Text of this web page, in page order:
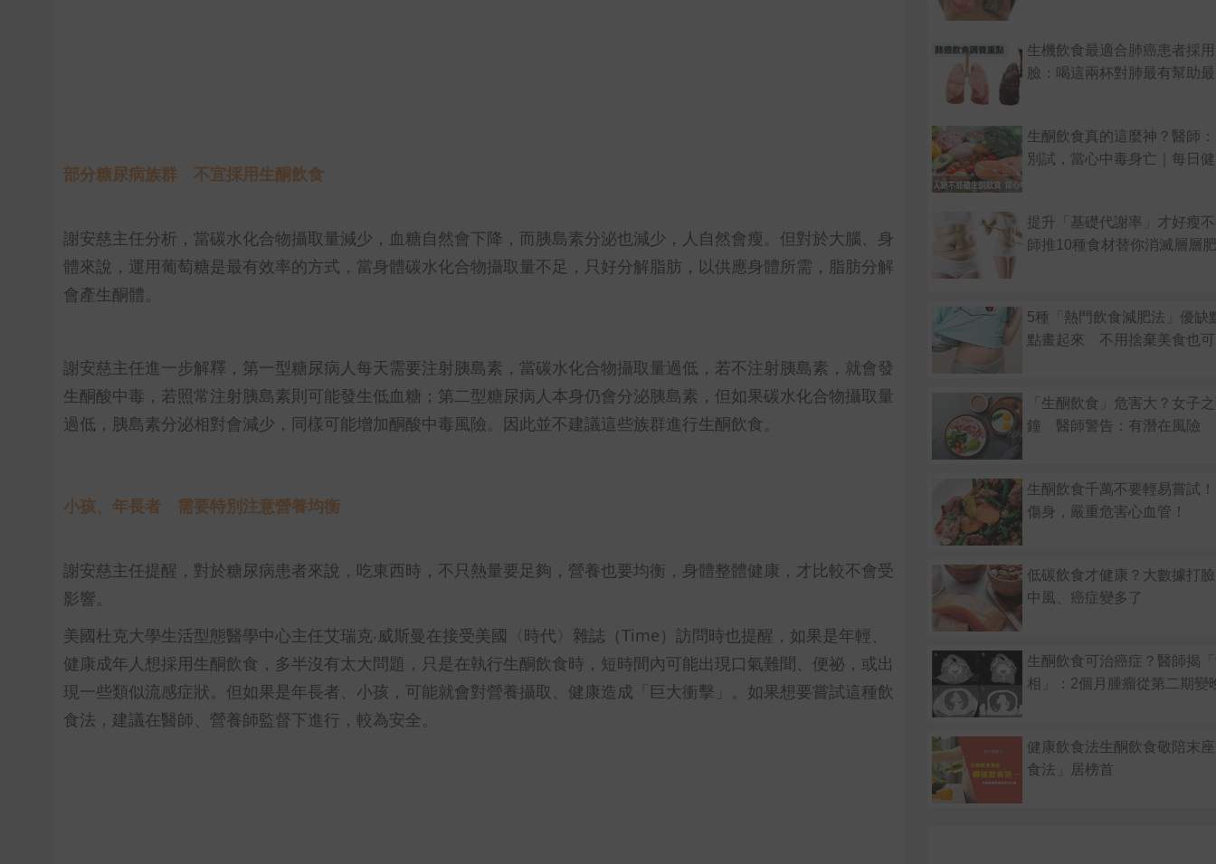
部分糖尿病族群 不宜採用生酮飲食
謝安慈主任分析，當碳水化合物攝取量減少，血糖自然會下降，而胰島素分泌也減少，人自然會瘦。但對於大腦、身
體來說，運用葡萄糖是最有效率的方式，當身體碳水化合物攝取量不足，只好分解脂肪，以供應身體所需，脂肪分解
會產生酮體。
謝安慈主任進一步解釋，第一型糖尿病人每天需要注射胰島素，當碳水化合物攝取量過低，若不注射胰島素，就會發
生酮酸中毒，若照常注射胰島素則可能發生低血糖；第二型糖尿病人本身仍會分泌胰島素，但如果碳水化合物攝取量
過低，胰島素分泌相對會減少，同樣可能增加酮酸中毒風險。因此並不建議這些族群進行生酮飲食。
小孩、年長者 需要特別注意營養均衡
謝安慈主任提醒，對於糖尿病患者來說，吃東西時，不只熱量要足夠，營養也要均衡，身體整體健康，才比較不會受
影響。
美國杜克大學生活型態醫學中心主任艾瑞克‧威斯曼在接受美國〈時代〉雜誌（Time）訪問時也提醒，如果是年輕、
健康成年人想採用生酮飲食，多半沒有太大問題，只是在執行生酮飲食時，短時間內可能出現口氣難聞、便祕，或出
現一些類似流感症狀。但如果是年長者、小孩，可能就會對營養攝取、健康造成「巨大衝擊」。如果想要嘗試這種飲
食法，建議在醫師、營養師監督下進行，較為安全。
生機飲食最適合肺癌患者採
臉：喝這兩杯對肺最有幫助
生酮飲食真的這麼神？醫師
別試，當心中毒身亡｜每日
提升「基礎代謝率」才好瘦
師推10種食材替你消滅層層
5種「熱門飲食減肥法」優缺
點畫起來 不用捨棄美食也
「生酮飲食」危害大？女子
鐘 醫師警告：有潛在風險
生酮飲食千萬不要輕易嘗試
傷身，嚴重危害心血管！
低碳飲食才健康？大數據打
中風、癌症變多了
生酮飲食可治癌症？醫師揭
相」：2個月腫瘤從第二期變
健康飲食法生酮飲食敬陪末
食法」居榜首